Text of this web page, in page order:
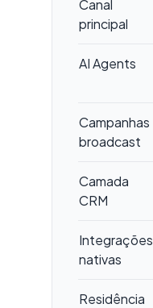
Canal
principal
AI Agents
Campanhas
broadcast
Camada
CRM
Integrações
nativas
Residência